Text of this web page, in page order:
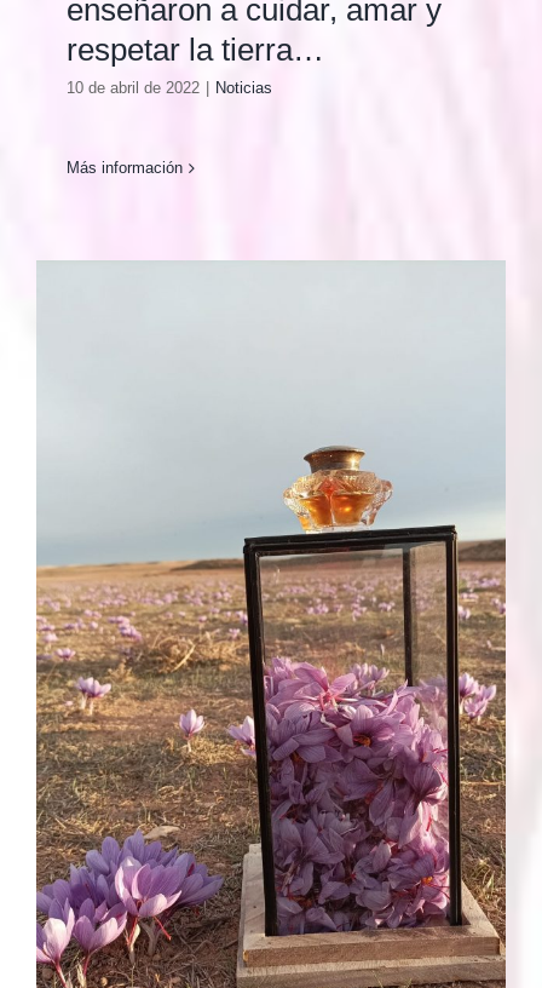
enseñaron a cuidar, amar y
respetar la tierra…
10 de abril de 2022 Noticias
Más información